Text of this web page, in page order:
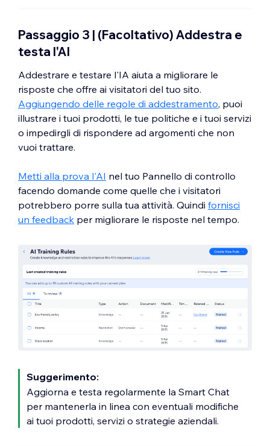
Passaggio 3 | (Facoltativo) Addestra e
testa l'AI
Addestrare e testare l'IA aiuta a migliorare le
risposte che offre ai visitatori del tuo sito.
Aggiungendo delle regole di addestramento, puoi
illustrare i tuoi prodotti, le tue politiche e i tuoi servizi
o impedirgli di rispondere ad argomenti che non
vuoi trattare.
Metti alla prova l'AI nel tuo Pannello di controllo
facendo domande come quelle che i visitatori
potrebbero porre sulla tua attività. Quindi fornisci
un feedback per migliorare le risposte nel tempo.
Suggerimento:
Aggiorna e testa regolarmente la Smart Chat
per mantenerla in linea con eventuali modifiche
ai tuoi prodotti, servizi o strategie aziendali.